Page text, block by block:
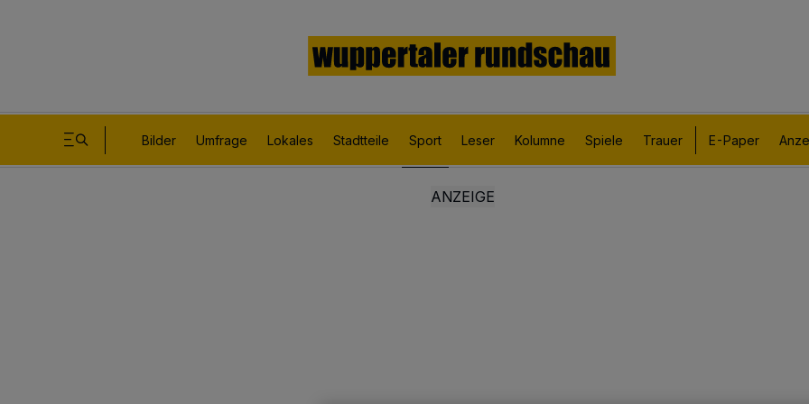
Bilder Umfrage Lokales Stadtteile Sport Leser Kolumne Spiele Trauer E-Paper